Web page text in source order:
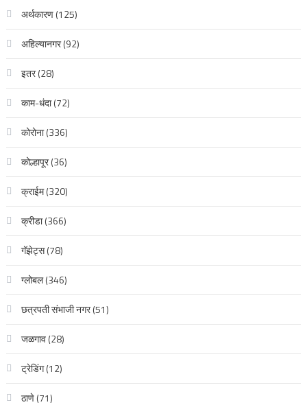
अर्थकारण(125)
अहिल्यानगर(92)
इतर(28)
काम-धंदा(72)
कोरोना(336)
कोल्हापूर(36)
क्राईम(320)
क्रीडा(366)
गॅझेट्स(78)
ग्लोबल(346)
छत्रपती संभाजी नगर(51)
जळगाव(28)
ट्रेडिंग(12)
ठाणे(71)